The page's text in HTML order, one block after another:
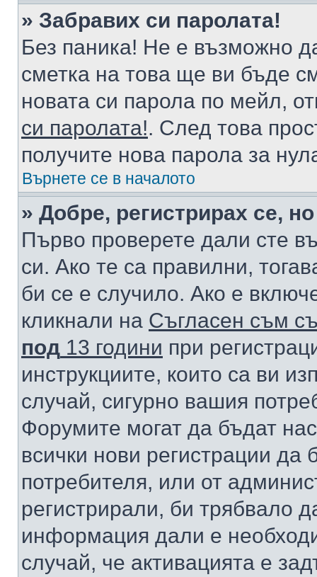
» Забравих си паролата!
Без паника! Не е възможно
сметка на това ще ви бъде
новата си парола по мейл,
си паролата!. След това
получите нова парола за
Върнете се в началото
» Добре, регистрирах се,
Първо проверете дали сте
си. Ако те са правилни,
би се е случило. Ако е
кликнали на Съгласен съм
под 13 години при
инструкциите, които са ви
случай, сигурно вашия
Форумите могат да бъдат
всички нови регистрации да
потребителя, или от
регистрирали, би трябвало
информация дали е
случай, че активацията е